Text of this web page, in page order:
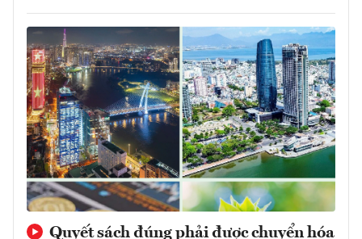
Quyết sách đúng phải được chuyển hóa